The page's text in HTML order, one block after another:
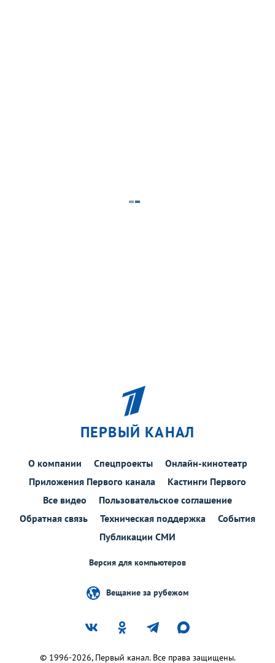
ПЕРВЫЙ КАНАЛ
О компании Спецпроекты
Онлайн-кинотеатр
Приложения Первого канала
Кастинги Первого
Все видео
Пользовательское соглашение
Обратная связь
Техническая поддержка
События
Публикации СМИ
Версия для компьютеров
Вещание за рубежом
© 1996-2026, Первый канал. Все права защищены.